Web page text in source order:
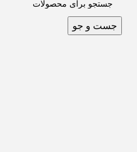
جست و جو